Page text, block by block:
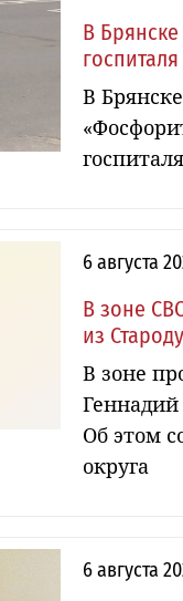
В
В
6 августа
В зоне
из
В зоне
Об этом
округа
6 августа